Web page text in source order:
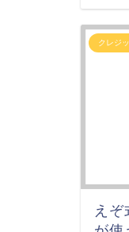
クレジ
え